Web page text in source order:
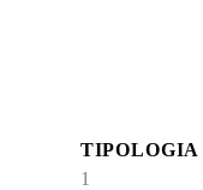
TIPOLOGIA
1